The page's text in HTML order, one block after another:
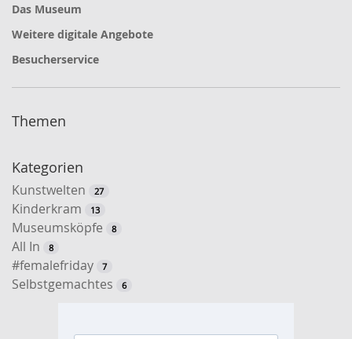
Das Museum
Weitere digitale Angebote
Besucherservice
Themen
Kategorien
Kunstwelten 27
Kinderkram 13
Museumsköpfe 8
All In 8
#femalefriday 7
Selbstgemachtes 6